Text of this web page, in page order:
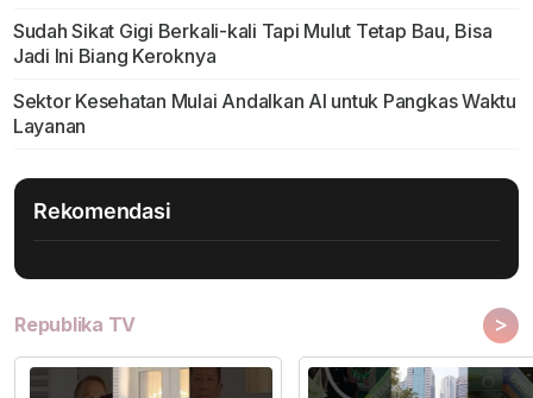
Sudah Sikat Gigi Berkali-kali Tapi Mulut Tetap Bau, Bisa
Jadi Ini Biang Keroknya
Sektor Kesehatan Mulai Andalkan AI untuk Pangkas Waktu
Layanan
Rekomendasi
Republika TV >